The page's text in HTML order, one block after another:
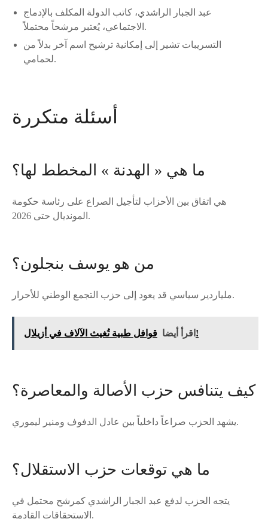
عبد الجبار الراشدي، كاتب الدولة المكلف بالإدماج
الاجتماعي، يُعتبر مرشحاً محتملاً.
التسريبات تشير إلى إمكانية ترشيح اسم آخر بدلاً من
لحمامي.
أسئلة متكررة
ما هي « الهدنة » المخطط لها؟
هي اتفاق بين الأحزاب لتأجيل الصراع على رئاسة حكومة
المونديال حتى 2026.
من هو يوسف بنجلون؟
ملياردير سياسي قد يعود إلى حزب التجمع الوطني للأحرار.
اقرأ أيضا قوافل طبية تُغيث الآلاف في أزيلال!
كيف يتنافس حزب الأصالة والمعاصرة؟
يشهد الحزب صراعاً داخلياً بين عادل الدفوف ومنير ليموري.
ما هي توقعات حزب الاستقلال؟
يتجه الحزب لدفع عبد الجبار الراشدي كمرشح محتمل في
الاستحقاقات القادمة.